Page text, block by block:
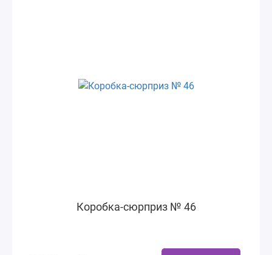
Коробка-сюрприз № 46